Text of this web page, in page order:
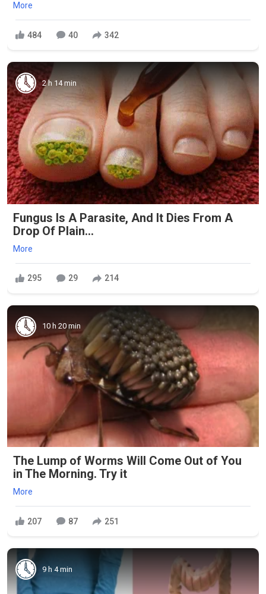
More
484 40 342
2 h 14 min
Fungus Is A Parasite, And It Dies From A
Drop Of Plain...
More
295 29 214
10 h 20 min
The Lump of Worms Will Come Out of You
in The Morning. Try it
More
207 87 251
9 h 4 min